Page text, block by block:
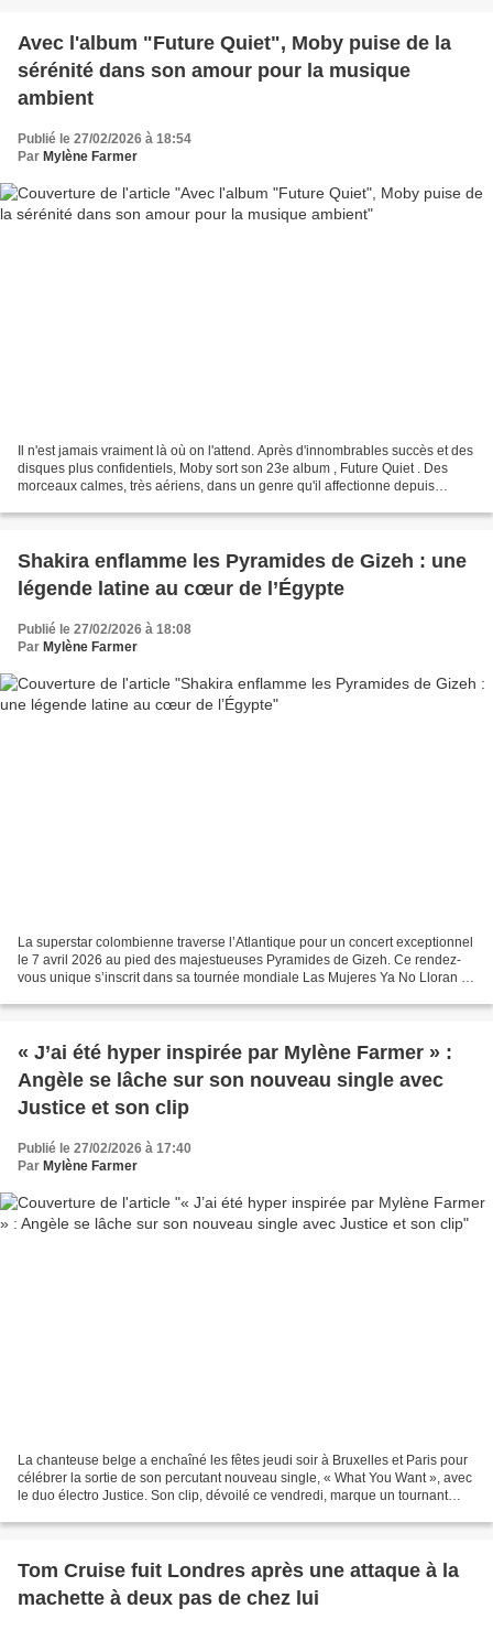
Avec l'album "Future Quiet", Moby puise de la
sérénité dans son amour pour la musique
ambient
Publié le 27/02/2026 à 18:54
Par Mylène Farmer
Il n'est jamais vraiment là où on l'attend. Après d'innombrables succès et des
disques plus confidentiels, Moby sort son 23e album , Future Quiet . Des
morceaux calmes, très aériens, dans un genre qu'il affectionne depuis
Shakira enflamme les Pyramides de Gizeh : une
légende latine au cœur de l’Égypte
Publié le 27/02/2026 à 18:08
Par Mylène Farmer
La superstar colombienne traverse l’Atlantique pour un concert exceptionnel
le 7 avril 2026 au pied des majestueuses Pyramides de Gizeh. Ce rendez-
vous unique s’inscrit dans sa tournée mondiale Las Mujeres Ya No Lloran et
« J’ai été hyper inspirée par Mylène Farmer » :
Angèle se lâche sur son nouveau single avec
Justice et son clip
Publié le 27/02/2026 à 17:40
Par Mylène Farmer
La chanteuse belge a enchaîné les fêtes jeudi soir à Bruxelles et Paris pour
célébrer la sortie de son percutant nouveau single, « What You Want », avec
le duo électro Justice. Son clip, dévoilé ce vendredi, marque un tournant
Tom Cruise fuit Londres après une attaque à la
machette à deux pas de chez lui